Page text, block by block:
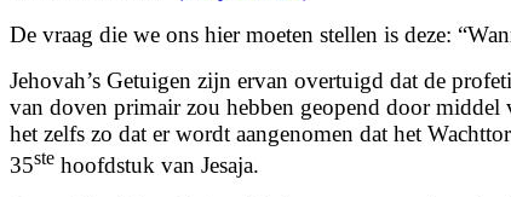
De vraag die we ons hier moeten stellen is deze:
Jehovah’s Getuigen zijn ervan overtuigd dat de
van doven primair zou hebben geopend door middel
het zelfs zo dat er wordt aangenomen dat het
35ste hoofdstuk van Jesaja.